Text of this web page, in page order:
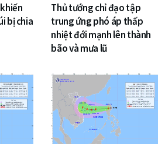
bị chia
Thủ tướng chỉ đạo tập
trung ứng phó áp thấp
nhiệt đới mạnh lên thành
bão và mưa lũ